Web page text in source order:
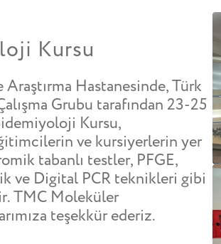
Kursu
Hastanesinde, Türk
Grubu tarafından 23-25
Kursu,
ve kursiyerlerin yer
tabanlı testler, PFGE,
ve Digital PCR teknikleri gibi
TMC Moleküler
teşekkür ederiz.